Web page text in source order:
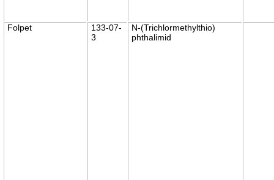
Folpet
133-07-
3
N-(Trichlormethylthio)
phthalimid